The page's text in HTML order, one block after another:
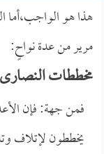
هذا هو الواجب،أما
مرير من عدة نواحٍ:
مخططات النصارى
فمن جهة: فإن
يخططون لإتلاف